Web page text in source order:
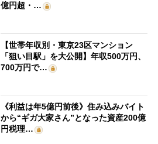
億円超・…
【世帯年収別・東京23区マンション
「狙い目駅」を大公開】年収500万円、
700万円で…
《利益は年5億円前後》住み込みバイト
から“ギガ大家さん”となった資産200億
円税理…